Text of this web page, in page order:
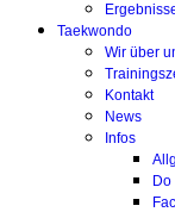
Taekwondo
Wir über
Kontakt
News
Infos
Do